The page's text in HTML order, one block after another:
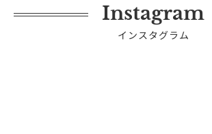
Instagram
インスタグラム